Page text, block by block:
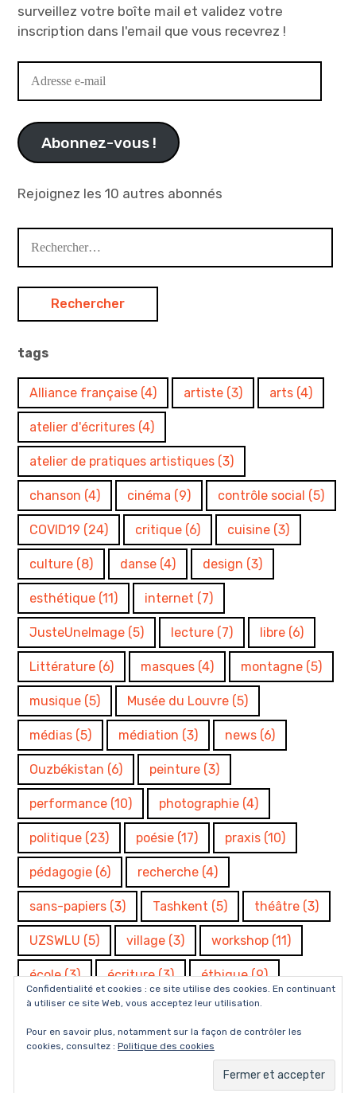
surveillez votre boîte mail et validez votre
inscription dans l'email que vous recevrez !
e-
Abonnez-vous !
Rejoignez les 10 autres abonnés
tags
Alliance française (4) artiste (3) arts (4)
atelier d'écritures (4)
atelier de pratiques artistiques (3)
chanson (4) cinéma (9) contrôle social (5)
COVID19 (24) critique (6) cuisine (3)
culture (8) danse (4) design (3)
esthétique (11) internet (7)
JusteUneImage (5) lecture (7) libre (6)
Littérature (6) masques (4) montagne (5)
musique (5) Musée du Louvre (5)
médias (5) médiation (3) news (6)
Ouzbékistan (6) peinture (3)
performance (10) photographie (4)
politique (23) poésie (17) praxis (10)
pédagogie (6) recherche (4)
sans-papiers (3) Tashkent (5) théâtre (3)
UZSWLU (5) village (3) workshop (11)
école(3) écriture(3) éthique(9)
Fièrement propulsé par WordPress
WordPress.com.
Confidentialité et cookies : ce site utilise des cookies. En continuant
à utiliser ce site Web, vous acceptez leur utilisation.
Pour en savoir plus, notamment sur la façon de contrôler les
cookies, consultez : Politique des cookies